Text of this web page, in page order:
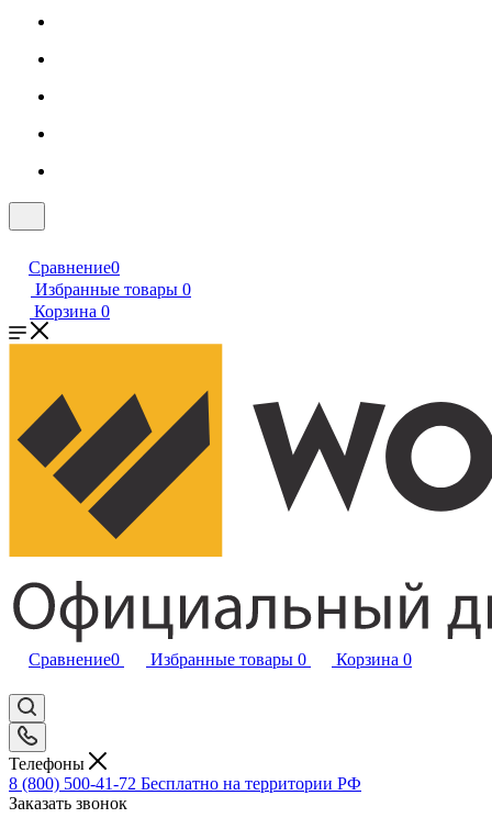
Сравнение0
Избранные товары 0
Корзина 0
Сравнение0 Избранные товары 0 Корзина 0
Телефоны
8 (800) 500-41-72 Бесплатно на территории РФ
Заказать звонок